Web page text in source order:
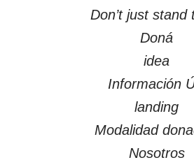
Don’t just stand
Doná
idea
Información
landing
Modalidad
Nosotros